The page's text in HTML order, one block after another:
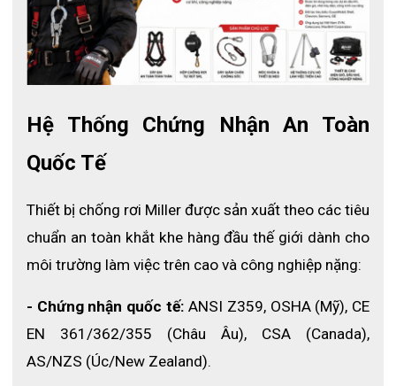
Hệ Thống Chứng Nhận An Toàn
Quốc Tế
Thiết bị chống rơi Miller được sản xuất theo các tiêu
chuẩn an toàn khắt khe hàng đầu thế giới dành cho
môi trường làm việc trên cao và công nghiệp nặng:
- Chứng nhận quốc tế: ANSI Z359, OSHA (Mỹ), CE
EN 361/362/355 (Châu Âu), CSA (Canada),
AS/NZS (Úc/New Zealand).